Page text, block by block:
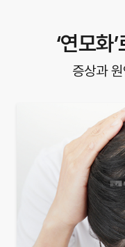
‘연모화
증상과